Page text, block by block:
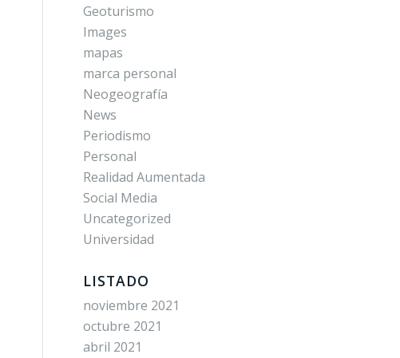
Geoturismo
Images
mapas
marca personal
Neogeografía
News
Periodismo
Personal
Realidad Aumentada
Social Media
Uncategorized
Universidad
LISTADO
noviembre 2021
octubre 2021
abril 2021